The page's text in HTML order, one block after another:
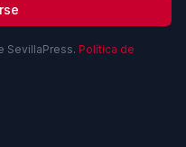
SevillaPress. Política de